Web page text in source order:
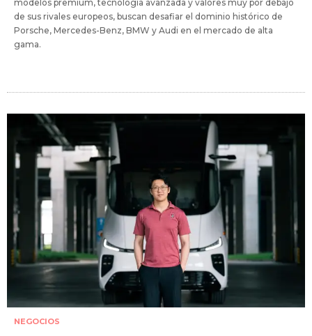
modelos premium, tecnología avanzada y valores muy por debajo
de sus rivales europeos, buscan desafiar el dominio histórico de
Porsche, Mercedes-Benz, BMW y Audi en el mercado de alta
gama.
NEGOCIOS